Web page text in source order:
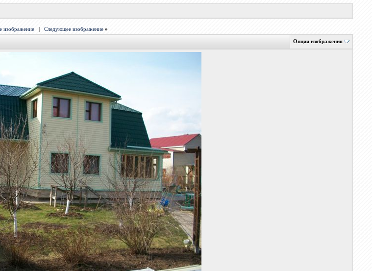
изображение |Следующее изображение »
Опции изображения